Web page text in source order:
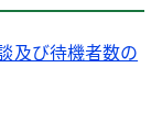
及び待機者数の